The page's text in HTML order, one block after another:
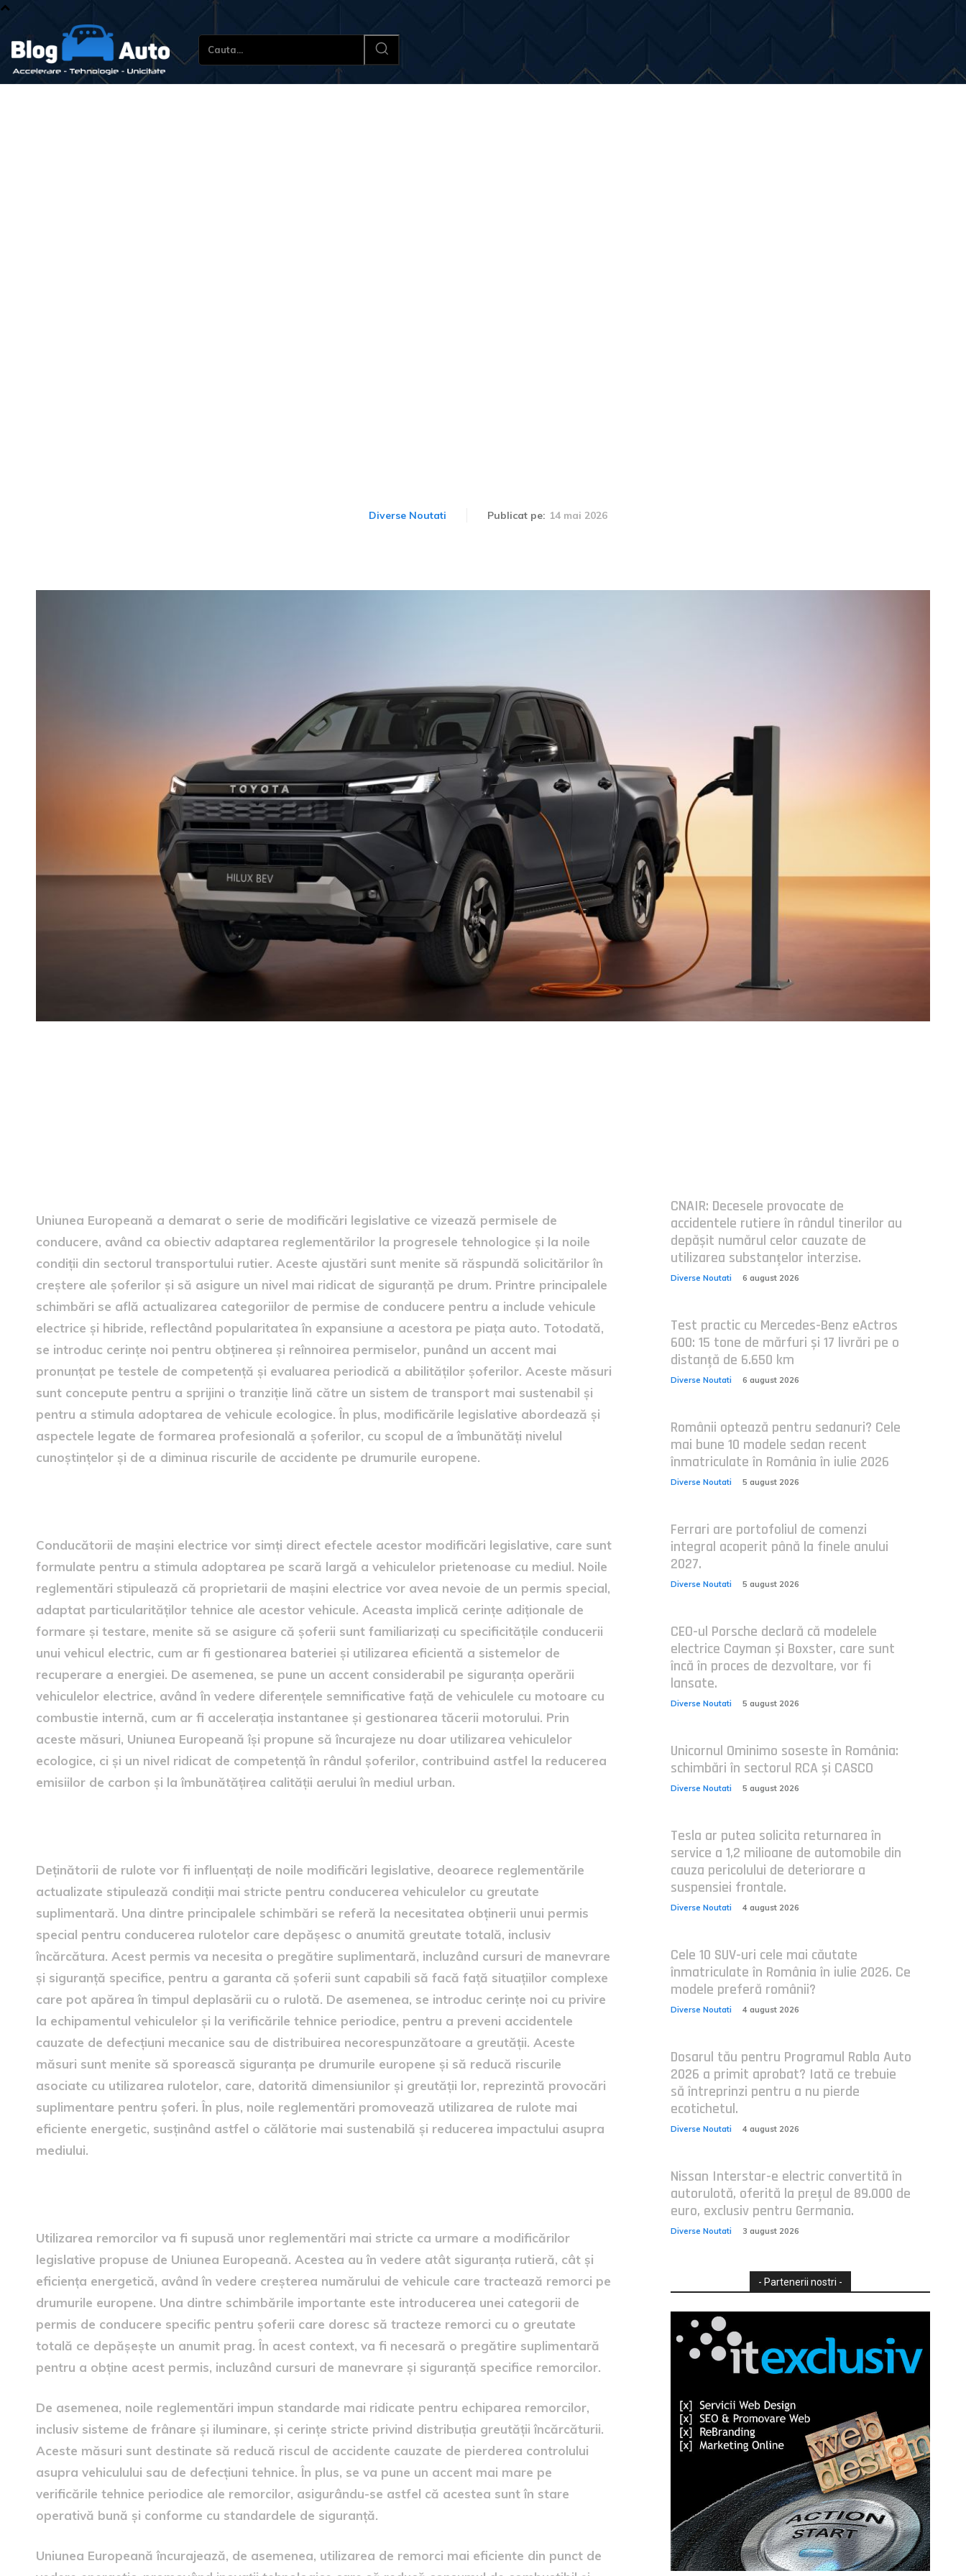
Cauta...
Diverse Noutati Publicat pe: 14 mai 2026
Uniunea Europeană a demarat o serie de modificări legislative ce vizează permisele de
conducere, având ca obiectiv adaptarea reglementărilor la progresele tehnologice și la noile
condiții din sectorul transportului rutier. Aceste ajustări sunt menite să răspundă solicitărilor în
creștere ale șoferilor și să asigure un nivel mai ridicat de siguranță pe drum. Printre principalele
schimbări se află actualizarea categoriilor de permise de conducere pentru a include vehicule
electrice și hibride, reflectând popularitatea în expansiune a acestora pe piața auto. Totodată,
se introduc cerințe noi pentru obținerea și reînnoirea permiselor, punând un accent mai
pronunțat pe testele de competență și evaluarea periodică a abilităților șoferilor. Aceste măsuri
sunt concepute pentru a sprijini o tranziție lină către un sistem de transport mai sustenabil și
pentru a stimula adoptarea de vehicule ecologice. În plus, modificările legislative abordează și
aspectele legate de formarea profesională a șoferilor, cu scopul de a îmbunătăți nivelul
cunoștințelor și de a diminua riscurile de accidente pe drumurile europene.
Conducătorii de mașini electrice vor simți direct efectele acestor modificări legislative, care sunt
formulate pentru a stimula adoptarea pe scară largă a vehiculelor prietenoase cu mediul. Noile
reglementări stipulează că proprietarii de mașini electrice vor avea nevoie de un permis special,
adaptat particularităților tehnice ale acestor vehicule. Aceasta implică cerințe adiționale de
formare și testare, menite să se asigure că șoferii sunt familiarizați cu specificitățile conducerii
unui vehicul electric, cum ar fi gestionarea bateriei și utilizarea eficientă a sistemelor de
recuperare a energiei. De asemenea, se pune un accent considerabil pe siguranța operării
vehiculelor electrice, având în vedere diferențele semnificative față de vehiculele cu motoare cu
combustie internă, cum ar fi accelerația instantanee și gestionarea tăcerii motorului. Prin
aceste măsuri, Uniunea Europeană își propune să încurajeze nu doar utilizarea vehiculelor
ecologice, ci și un nivel ridicat de competență în rândul șoferilor, contribuind astfel la reducerea
emisiilor de carbon și la îmbunătățirea calității aerului în mediul urban.
Deținătorii de rulote vor fi influențați de noile modificări legislative, deoarece reglementările
actualizate stipulează condiții mai stricte pentru conducerea vehiculelor cu greutate
suplimentară. Una dintre principalele schimbări se referă la necesitatea obținerii unui permis
special pentru conducerea rulotelor care depășesc o anumită greutate totală, inclusiv
încărcătura. Acest permis va necesita o pregătire suplimentară, incluzând cursuri de manevrare
și siguranță specifice, pentru a garanta că șoferii sunt capabili să facă față situațiilor complexe
care pot apărea în timpul deplasării cu o rulotă. De asemenea, se introduc cerințe noi cu privire
la echipamentul vehiculelor și la verificările tehnice periodice, pentru a preveni accidentele
cauzate de defecțiuni mecanice sau de distribuirea necorespunzătoare a greutății. Aceste
măsuri sunt menite să sporească siguranța pe drumurile europene și să reducă riscurile
asociate cu utilizarea rulotelor, care, datorită dimensiunilor și greutății lor, reprezintă provocări
suplimentare pentru șoferi. În plus, noile reglementări promovează utilizarea de rulote mai
eficiente energetic, susținând astfel o călătorie mai sustenabilă și reducerea impactului asupra
mediului.
Utilizarea remorcilor va fi supusă unor reglementări mai stricte ca urmare a modificărilor
legislative propuse de Uniunea Europeană. Acestea au în vedere atât siguranța rutieră, cât și
eficiența energetică, având în vedere creșterea numărului de vehicule care tractează remorci pe
drumurile europene. Una dintre schimbările importante este introducerea unei categorii de
permis de conducere specific pentru șoferii care doresc să tracteze remorci cu o greutate
totală ce depășește un anumit prag. În acest context, va fi necesară o pregătire suplimentară
pentru a obține acest permis, incluzând cursuri de manevrare și siguranță specifice remorcilor.
De asemenea, noile reglementări impun standarde mai ridicate pentru echiparea remorcilor,
inclusiv sisteme de frânare și iluminare, și cerințe stricte privind distribuția greutății încărcăturii.
Aceste măsuri sunt destinate să reducă riscul de accidente cauzate de pierderea controlului
asupra vehiculului sau de defecțiuni tehnice. În plus, se va pune un accent mai mare pe
verificările tehnice periodice ale remorcilor, asigurându-se astfel că acestea sunt în stare
operativă bună și conforme cu standardele de siguranță.
Uniunea Europeană încurajează, de asemenea, utilizarea de remorci mai eficiente din punct de
CNAIR: Decesele provocate de
accidentele rutiere în rândul tinerilor au
depășit numărul celor cauzate de
utilizarea substanțelor interzise.
Diverse Noutati 6 august 2026
Test practic cu Mercedes-Benz eActros
600: 15 tone de mărfuri și 17 livrări pe o
distanță de 6.650 km
Diverse Noutati 6 august 2026
Românii optează pentru sedanuri? Cele
mai bune 10 modele sedan recent
înmatriculate în România în iulie 2026
Diverse Noutati 5 august 2026
Ferrari are portofoliul de comenzi
integral acoperit până la finele anului
2027.
Diverse Noutati 5 august 2026
CEO-ul Porsche declară că modelele
electrice Cayman și Boxster, care sunt
încă în proces de dezvoltare, vor fi
lansate.
Diverse Noutati 5 august 2026
Unicornul Ominimo soseste în România:
schimbări în sectorul RCA și CASCO
Diverse Noutati 5 august 2026
Tesla ar putea solicita returnarea în
service a 1,2 milioane de automobile din
cauza pericolului de deteriorare a
suspensiei frontale.
Diverse Noutati 4 august 2026
Cele 10 SUV-uri cele mai căutate
înmatriculate în România în iulie 2026. Ce
modele preferă românii?
Diverse Noutati 4 august 2026
Dosarul tău pentru Programul Rabla Auto
2026 a primit aprobat? Iată ce trebuie
să întreprinzi pentru a nu pierde
ecotichetul.
Diverse Noutati 4 august 2026
Nissan Interstar-e electric convertită în
autorulotă, oferită la prețul de 89.000 de
euro, exclusiv pentru Germania.
Diverse Noutati 3 august 2026
- Partenerii nostri -